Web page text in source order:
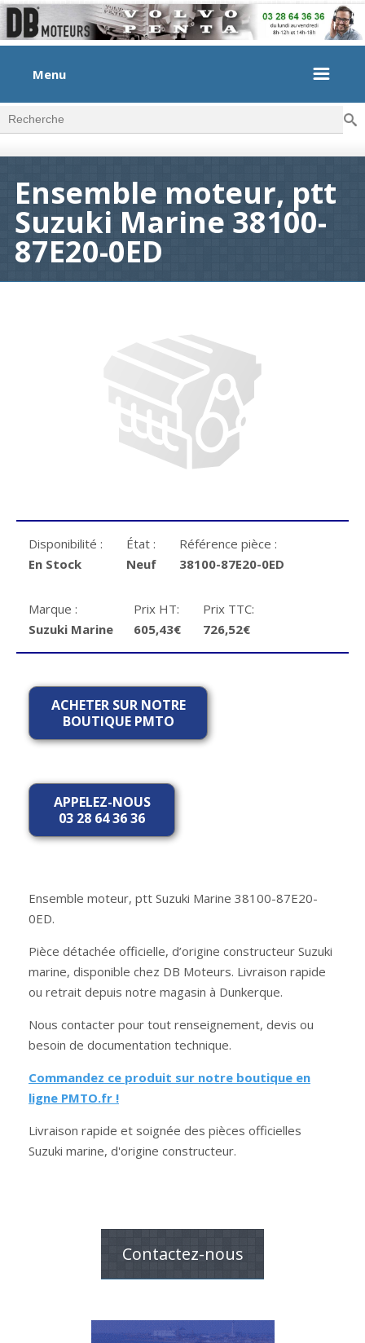
Menu
Formulaire de recherche
Ensemble moteur, ptt
Suzuki Marine 38100-
87E20-0ED
Disponibilité :
En Stock
État :
Neuf
Référence pièce :
38100-87E20-0ED
Marque :
Suzuki Marine
Prix HT:
605,43€
Prix TTC:
726,52€
ACHETER SUR NOTRE
BOUTIQUE PMTO
APPELEZ-NOUS
03 28 64 36 36
Ensemble moteur, ptt Suzuki Marine 38100-87E20-
0ED.
Pièce détachée officielle, d’origine constructeur Suzuki
marine, disponible chez DB Moteurs. Livraison rapide
ou retrait depuis notre magasin à Dunkerque.
Nous contacter pour tout renseignement, devis ou
besoin de documentation technique.
Commandez ce produit sur notre boutique en
ligne PMTO.fr !
Livraison rapide et soignée des pièces officielles
Suzuki marine, d'origine constructeur.
Contactez-nous